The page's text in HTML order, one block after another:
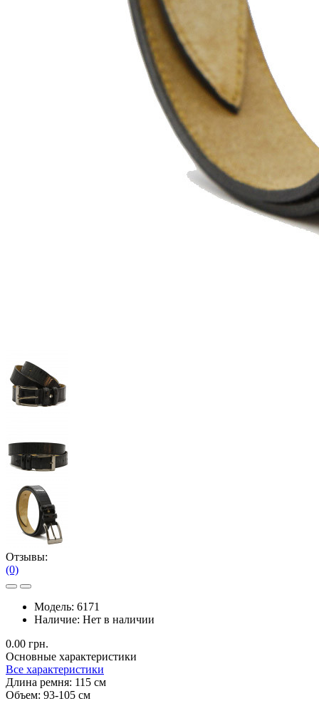
Отзывы:
(0)
Модель: 6171
Наличие: Нет в наличии
0.00 грн.
Основные характеристики
Все характеристики
Длина ремня: 115 см
Объем: 93-105 см